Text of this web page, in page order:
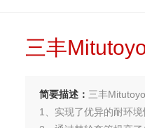
三丰
简要描述： 三丰
1、实现了优异的耐环境